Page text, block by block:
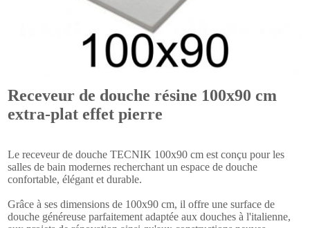
Receveur de douche résine 100x90 cm
extra-plat effet pierre
Le receveur de douche TECNIK 100x90 cm est conçu pour les
salles de bain modernes recherchant un espace de douche
confortable, élégant et durable.
Grâce à ses dimensions de 100x90 cm, il offre une surface de
douche généreuse parfaitement adaptée aux douches à l'italienne,